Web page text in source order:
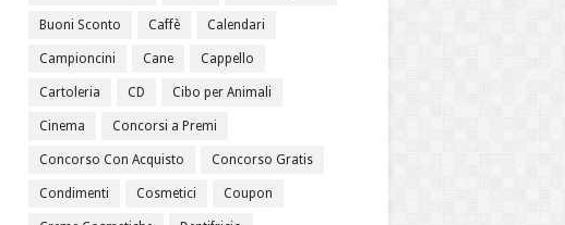
Buoni Sconto Caffè Calendari
Campioncini Cane Cappello
Cartoleria CD Cibo per Animali
Cinema Concorsi a Premi
Concorso Con Acquisto Concorso Gratis
Condimenti Cosmetici Coupon